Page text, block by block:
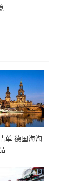
单 德国海淘